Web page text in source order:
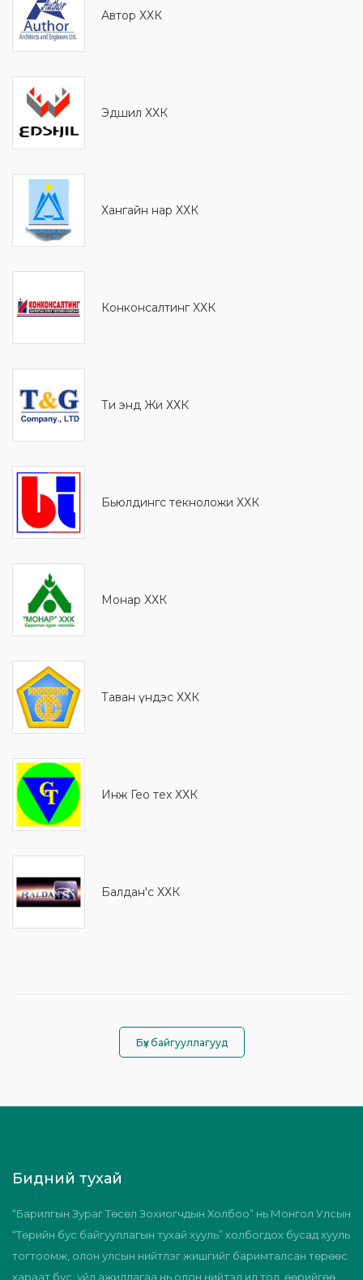
Автор ХХК
Эдшил ХХК
Хангайн нар ХХК
Конконсалтинг ХХК
Ти энд Жи ХХК
Бьюлдингс текноложи ХХК
Монaр ХХК
Таван үндэс ХХК
Инж Гео тех ХХК
Балдан'с ХХК
Бүх байгууллагууд
Бидний тухай
“Барилгын Зураг Төсөл Зохиогчдын Холбоо” нь Монгол Улсын
“Төрийн бус байгууллагын тухай хууль” холбогдох бусад хууль
тогтоомж, олон улсын нийтлэг жишгийг баримталсан төрөөс
хараат бус, үйл ажиллагаа нь олон нийтэд ил тод, өөрийгөө